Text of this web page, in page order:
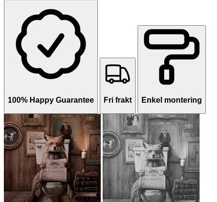
100% Happy Guarantee Fri frakt Enkel montering